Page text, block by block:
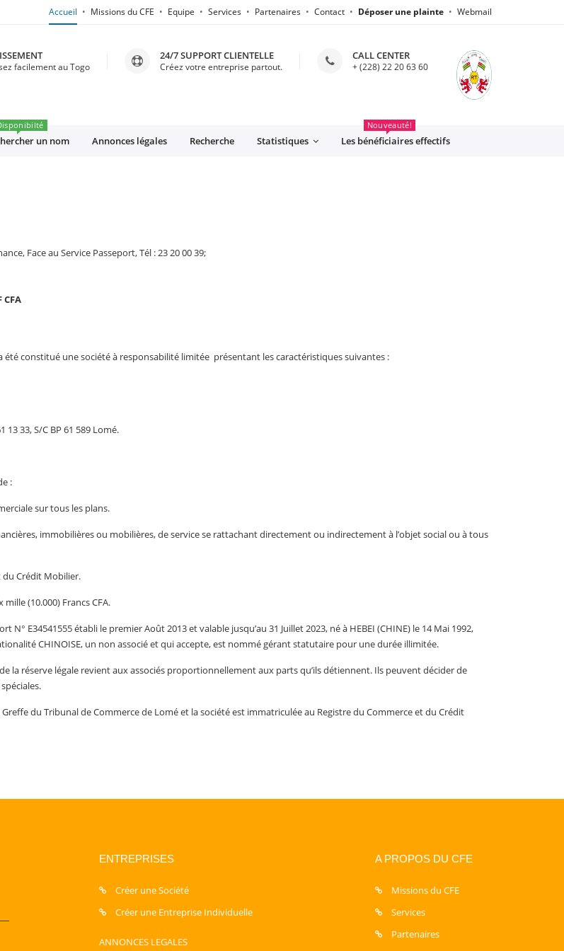
Accueil Missions du CFE Equipe Services Partenaires Contact Déposer une plainte Webmail
facilement au Togo
24/7 SUPPORT CLIENTELLE
Créez votre entreprise partout.
CALL CENTER
+ (228) 22 20 63 60
un nom Annonces légales Recherche Statistiques Les bénéficiaires effectifs
Nouveauté!
Face au Service Passeport, Tél : 23 20 00 39;
CFA
été constitué une société à responsabilité limitée présentant les caractéristiques suivantes :
13 33, S/C BP 61 589 Lomé.
:
sur tous les plans.
immobilières ou mobilières, de service se rattachant directement ou indirectement à l’objet social ou à tous
du Crédit Mobilier.
(10.000) Francs CFA.
N° E34541555 établi le premier Août 2013 et valable jusqu’au 31 Juillet 2023, né à HEBEI (CHINE) le 14 Mai 1992,
CHINOISE, un non associé et qui accepte, est nommé gérant statutaire pour une durée illimitée.
la réserve légale revient aux associés proportionnellement aux parts qu’ils détiennent. Ils peuvent décider de
du Tribunal de Commerce de Lomé et la société est immatriculée au Registre du Commerce et du Crédit
ENTREPRISES
Créer une Société
Créer une Entreprise Individuelle
ANNONCES LEGALES
A PROPOS DU CFE
Missions du CFE
Services
Partenaires